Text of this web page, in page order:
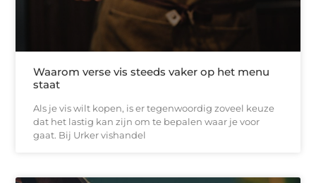
Waarom verse vis steeds vaker op het menu
staat
Als je vis wilt kopen, is er tegenwoordig zoveel keuze
dat het lastig kan zijn om te bepalen waar je voor
gaat. Bij Urker vishandel